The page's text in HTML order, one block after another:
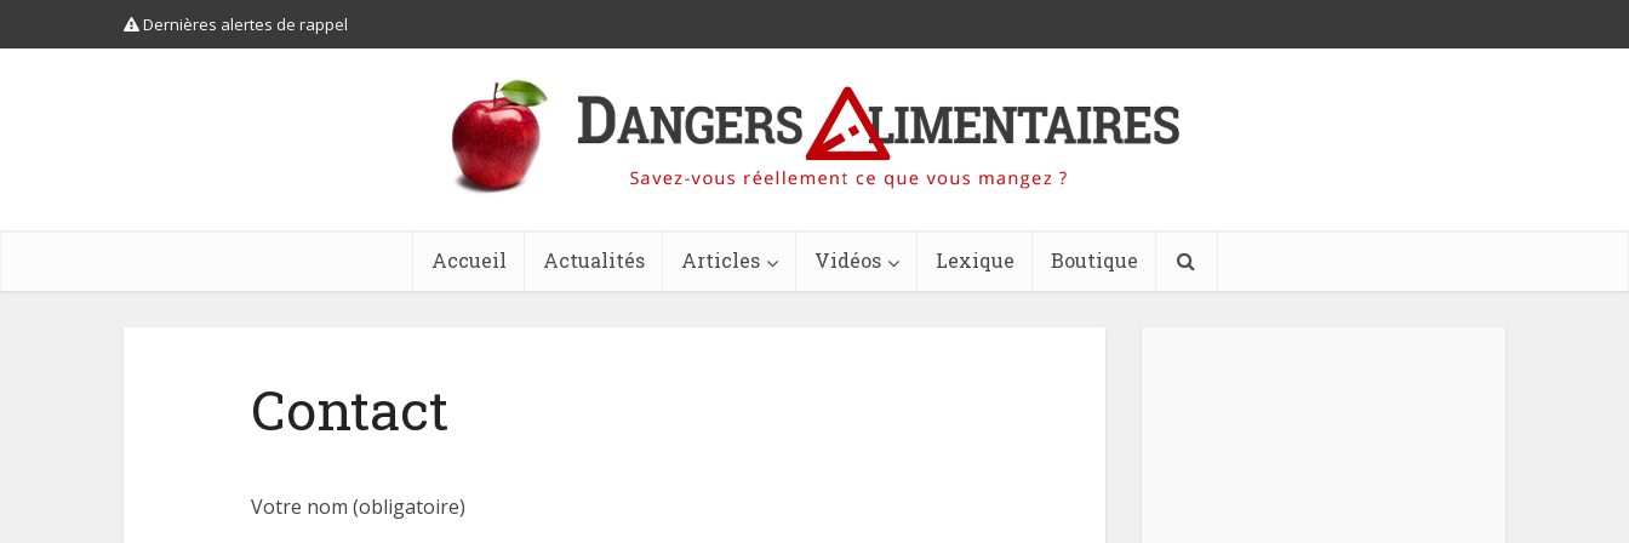
Dernières alertes de rappel
Accueil Actualités Articles Vidéos Lexique Boutique
Contact
Votre nom (obligatoire)